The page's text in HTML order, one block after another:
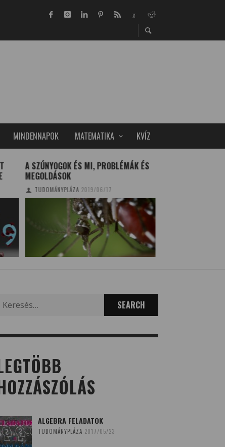
MINDENNAPOK MATEMATIKA KVÍZ
A SZÚNYOGOK ÉS MI, PROBLÉMÁK ÉS
MEGOLDÁSOK
TUDOMÁNYPLÁZA 2019/06/17
for:
ALGEBRA FELADATOK
TUDOMÁNYPLÁZA 2017/05/23